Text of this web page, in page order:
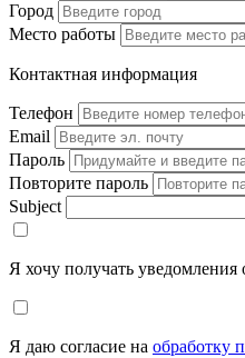
Город
Место работы
Контактная информация
Телефон
Email
Пароль
Повторите пароль
Subject
Я хочу получать
Я даю согласие на обработку